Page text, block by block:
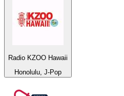
Radio KZOO Hawaii
Honolulu, J-Pop